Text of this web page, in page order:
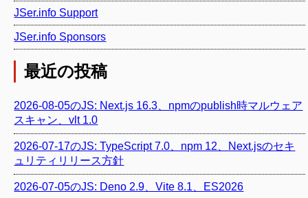
JSer.info Support
JSer.info Sponsors
最近の投稿
2026-08-05のJS: Next.js 16.3、npmのpublish時マルウェア
スキャン、vlt 1.0
2026-07-17のJS: TypeScript 7.0、npm 12、Next.jsのセキ
ュリティリリース方針
2026-07-05のJS: Deno 2.9、Vite 8.1、ES2026